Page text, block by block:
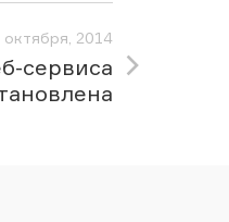
октября, 2014
сервиса